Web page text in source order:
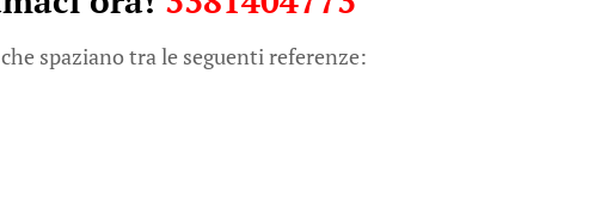
spaziano tra le seguenti referenze: